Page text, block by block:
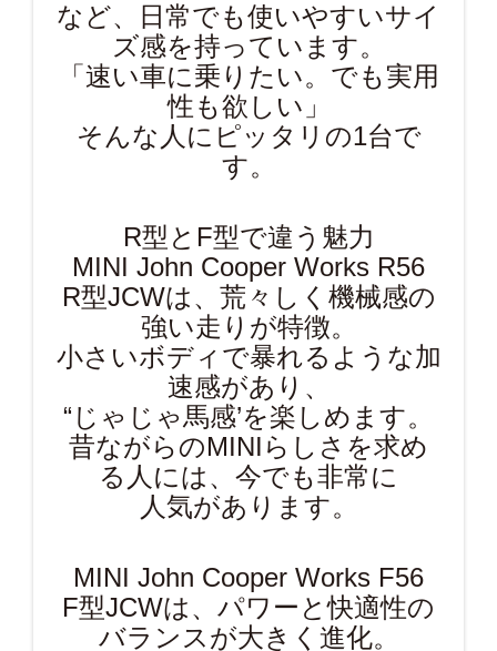
など、日常でも使いやすいサイ
ズ感を持っています。
「速い車に乗りたい。でも実用
性も欲しい」
そんな人にピッタリの1台で
す。
R型とF型で違う魅力
MINI John Cooper Works R56
R型JCWは、荒々しく機械感の
強い走りが特徴。
小さいボディで暴れるような加
速感があり、
“じゃじゃ馬感’を楽しめます。
昔ながらのMINIらしさを求め
る人には、今でも非常に
人気があります。
MINI John Cooper Works F56
F型JCWは、パワーと快適性の
バランスが大きく進化。